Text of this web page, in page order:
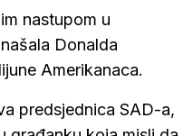
nastupom u
Donalda
Amerikanaca.
predsjednica SAD-a,